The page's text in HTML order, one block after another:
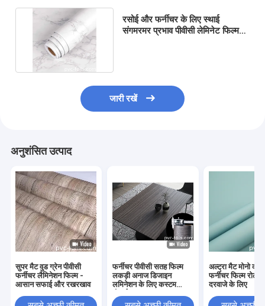
रसोई और फर्नीचर के लिए स्थाई
संगमरमर प्रभाव पीवीसी लेमिनेट फिल्म
जारी रखें
अनुशंसित उत्पाद
सुपर मैट वुड ग्रेन पीवीसी
फर्नीचर लैमिनेशन फिल्म -
आसान सफाई और रखरखाव
फर्नीचर पीवीसी सतह फिल्म
लकड़ी अनाज डिजाइन
लमिनेशन के लिए कस्टम
अल्ट्रा मैट मोनो
फर्नीचर फिल्म रोल
दरवाजे के लिए